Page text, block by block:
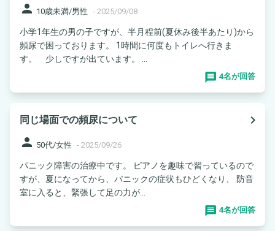
person 10歳未満/男性 - 2025/09/08
小学1年生の男の子ですが、半月程前(夏休み後半あたり)から
頻尿で困っております。 1時間に何度もトイレへ行きま
す。 少しですが出ています。 ...
4名が回答
同じ場面での頻尿について
navigate_next
person 50代/女性 - 2025/09/26
パニック障害の治療中です。 ピアノを趣味で習っているので
すが、夏になってから、パニックの症状もひどくなり、 防音
室に入ると、緊張して足の力が...
4名が回答